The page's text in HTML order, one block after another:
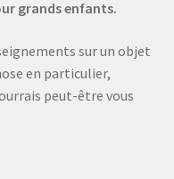
grands enfants.
sur un objet
en particulier,
peut-être vous